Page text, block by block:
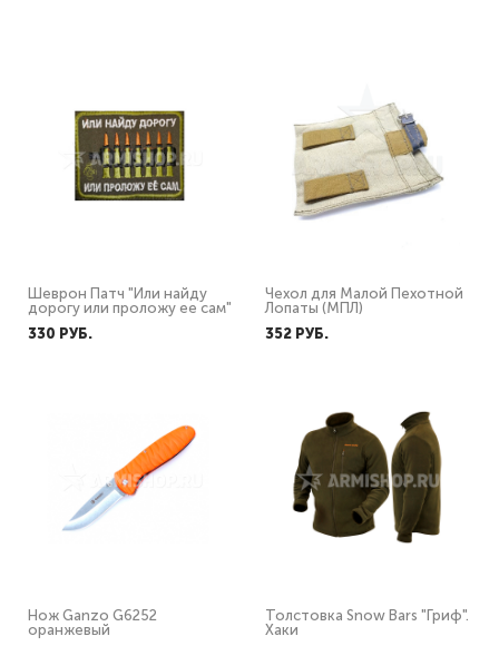
Шеврон Патч "Или найду
дорогу или проложу ее сам"
330 PУБ.
Чехол для Малой Пехотной
Лопаты (МПЛ)
352 PУБ.
Нож Ganzo G6252
оранжевый
Толстовка Snow Bars "Гриф".
Хаки